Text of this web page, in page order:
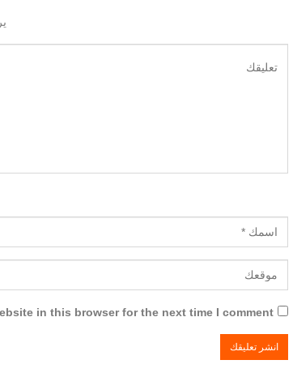
in this browser for the next time I comment.